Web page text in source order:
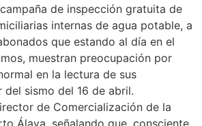
de inspección gratuita de
internas de agua potable, a
que estando al día en el
muestran preocupación por
en la lectura de sus
sismo del 16 de abril.
de Comercialización de la
Álava, señalando que, consciente